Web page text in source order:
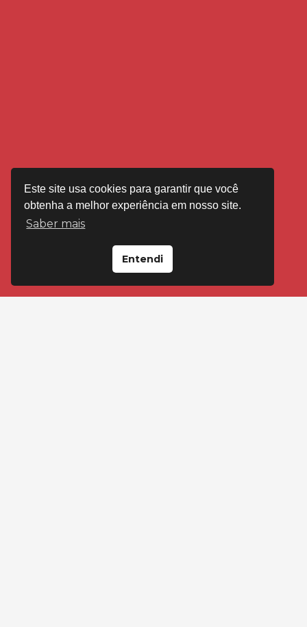
Este site usa cookies para garantir que você
obtenha a melhor experiência em nosso site.
Saber mais
Entendi